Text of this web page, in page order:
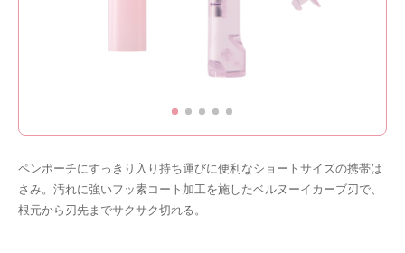
ペンポーチにすっきり入り持ち運びに便利なショートサイズの携帯は
さみ。汚れに強いフッ素コート加工を施したベルヌーイカーブ刃で、
根元から刃先までサクサク切れる。